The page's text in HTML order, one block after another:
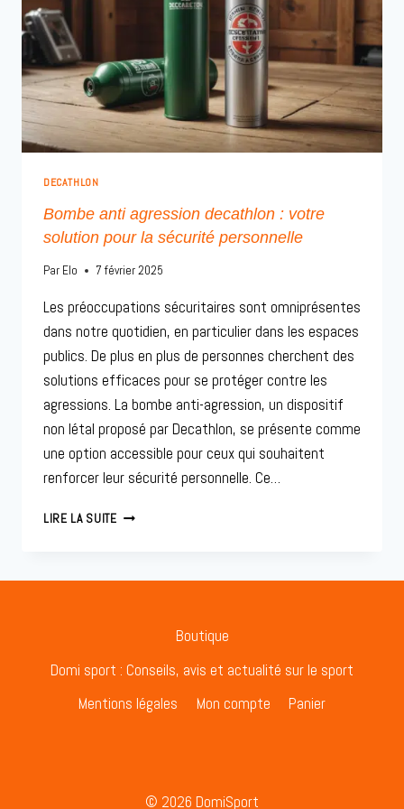
DECATHLON
Bombe anti agression decathlon : votre
solution pour la sécurité personnelle
Par Elo 7 février 2025
Les préoccupations sécuritaires sont omniprésentes
dans notre quotidien, en particulier dans les espaces
publics. De plus en plus de personnes cherchent des
solutions efficaces pour se protéger contre les
agressions. La bombe anti-agression, un dispositif
non létal proposé par Decathlon, se présente comme
une option accessible pour ceux qui souhaitent
renforcer leur sécurité personnelle. Ce…
LIRE LA SUITEBOMBE
LA
PERSONNELLE
Boutique
Domi sport : Conseils, avis et actualité sur le sport
Mentions légales
Mon compte Panier
© 2026 DomiSport